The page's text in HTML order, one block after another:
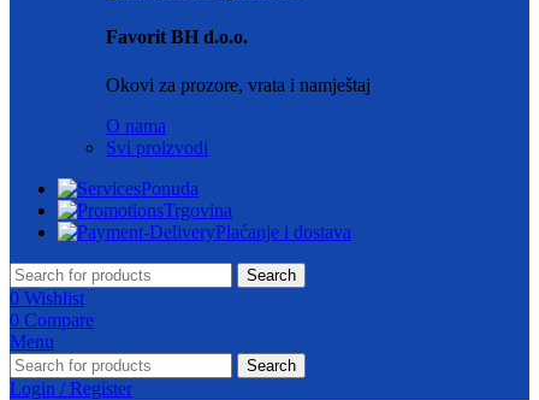
Favorit BH d.o.o.
Okovi za prozore, vrata i namještaj
O nama
Svi proizvodi
Ponuda
Trgovina
Plaćanje i dostava
Search
0 Wishlist
0 Compare
Menu
Search
Login / Register